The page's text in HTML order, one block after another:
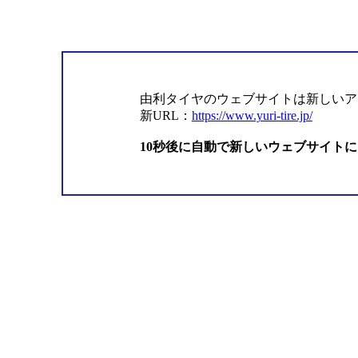
由利タイヤのウェブサイトは新しい
新URL： https://www.yuri-tire.jp/
10秒後に自動で新しいウェブサイト